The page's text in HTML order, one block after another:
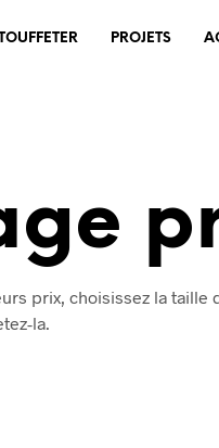
PROJETS
prix, choisissez la taille
la.